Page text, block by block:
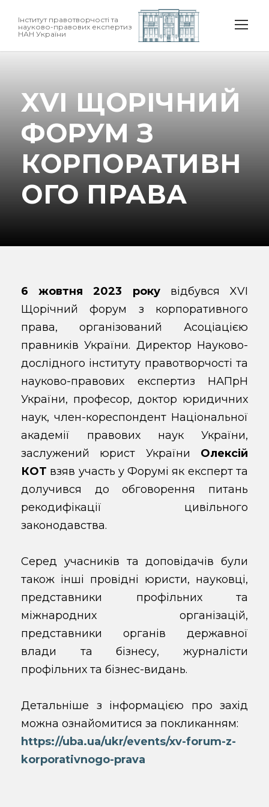
Інститут правотворчості та
науково-правових експертиз
НАН України
XVІ ЩОРІЧНИЙ
ФОРУМ З
КОРПОРАТИВН
ОГО ПРАВА
6 жовтня 2023 рокувідбувся XVІ
Щорічний форум з корпоративного
права, організований Асоціацією
правників України. Директор Науково-
дослідного інституту правотворчості та
науково-правових експертиз НАПрН
України, професор, доктор юридичних
наук, член-кореспондент Національної
академії правових наук України,
заслужений юрист України Олексій
КОТ взяв участь у Форумі як експерт та
долучився до обговорення питань
рекодифікації цивільного
законодавства.
Серед учасників та доповідачів були
також інші провідні юристи, науковці,
представники профільних та
міжнародних організацій,
представники органів державної
влади та бізнесу, журналісти
профільних та бізнес-видань.
Детальніше з інформацією про захід
можна ознайомитися за покликанням:
https://uba.ua/ukr/events/xv-forum-z-
korporativnogo-prava